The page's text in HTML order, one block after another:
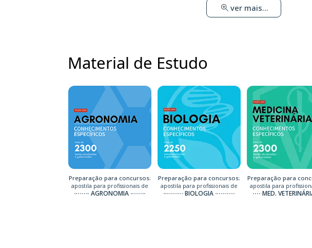
ver mais...
Material de Estudo
Preparação para concursos:
apostila para profissionais de
AGRONOMIA
Preparação para concursos:
apostila para profissionais de
BIOLOGIA
Preparação para
apostila para
MED.